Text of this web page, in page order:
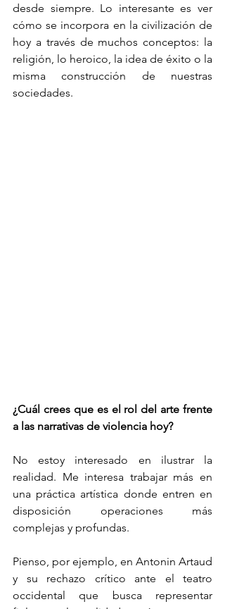
desde siempre. Lo interesante es ver
cómo se incorpora en la civilización de
hoy a través de muchos conceptos: la
religión, lo heroico, la idea de éxito o la
misma construcción de nuestras
sociedades.
¿Cuál crees que es el rol del arte frente
a las narrativas de violencia hoy?
No estoy interesado en ilustrar la
realidad. Me interesa trabajar más en
una práctica artística donde entren en
disposición operaciones más
complejas y profundas.
Pienso, por ejemplo, en Antonin Artaud
y su rechazo crítico ante el teatro
occidental que busca representar